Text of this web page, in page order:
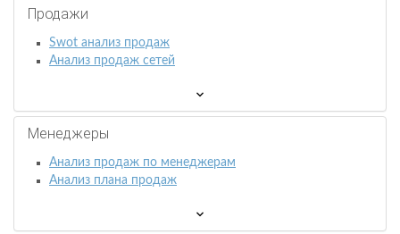
Продажи
Swot анализ продаж
Анализ продаж сетей
Менеджеры
Анализ продаж по менеджерам
Анализ плана продаж